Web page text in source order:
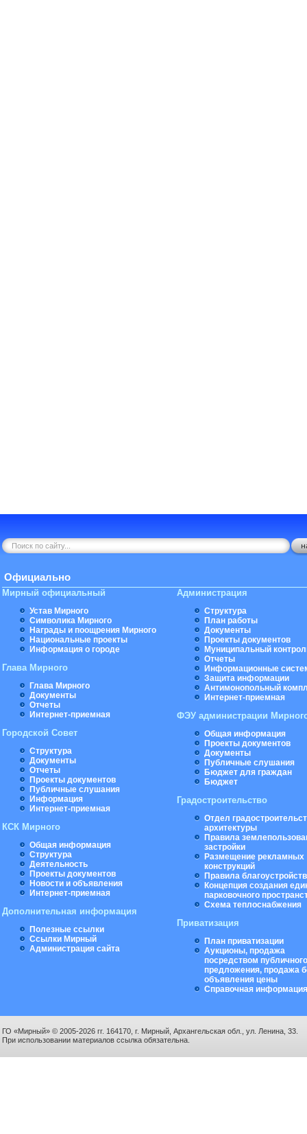
Официально
Мирный официальный
Устав Мирного
Символика Мирного
Награды и поощрения Мирного
Национальные проекты
Информация о городе
Глава Мирного
Глава Мирного
Документы
Отчеты
Интернет-приемная
Городской Совет
Структура
Документы
Отчеты
Проекты документов
Публичные слушания
Информация
Интернет-приемная
КСК Мирного
Общая информация
Структура
Деятельность
Проекты документов
Новости и объявления
Интернет-приемная
Дополнительная информация
Полезные ссылки
Ссылки Мирный
Администрация сайта
Администрация
Структура
План работы
Документы
Проекты документов
Муниципальный
Отчеты
Информационные
Защита информации
Антимонопольный
Интернет-приемная
ФЭУ администрации
Общая информация
Проекты документов
Документы
Публичные слушания
Бюджет для граждан
Бюджет
Градостроительство
Отдел
архитектуры
Правила
застройки
Размещение рекламных
конструкций
Правила
Концепция создания
парковочного
Схема теплоснабжения
Приватизация
План приватизации
Аукционы, продажа
посредством публичного
предложения, продажа
объявления цены
Справочная информация
ГО «Мирный» © 2005-2026 гг. 164170, г. Мирный, Архангельская обл., ул. Ленина, 33.
При использовании материалов ссылка обязательна.